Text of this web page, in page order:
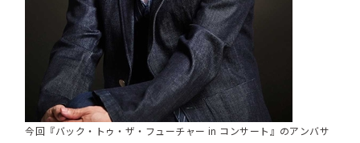
今回『バック・トゥ・ザ・フューチャー in コンサート』のアンバサ